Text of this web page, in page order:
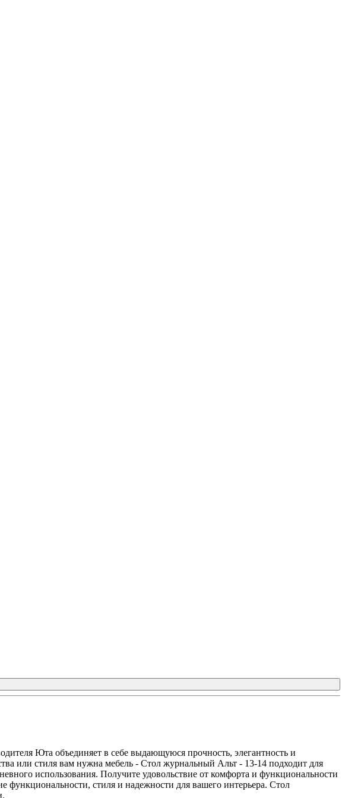
Юта объединяет в себе выдающуюся прочность, элегантность и
или стиля вам нужна мебель - Стол журнальный Альт - 13-14 подходит для
использования. Получите удовольствие от комфорта и функциональности
функциональности, стиля и надежности для вашего интерьера. Стол